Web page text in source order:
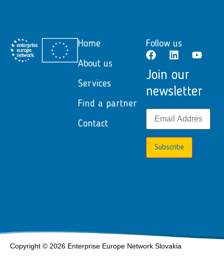
Home
About us
Services
Find a partner
Contact
Follow us
Join our
newsletter
Subscribe
Copyright © 2026 Enterprise Europe Network Slovakia